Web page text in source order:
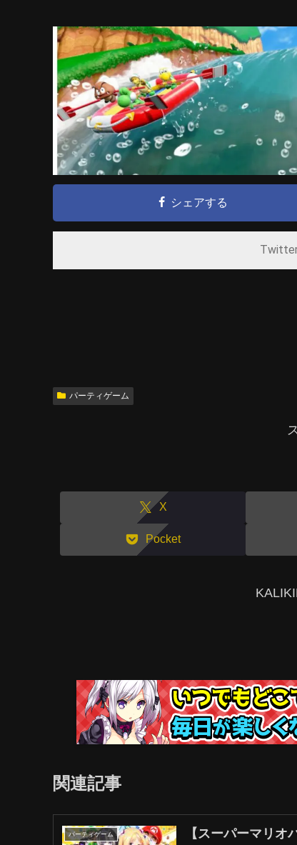
シェアする
パーティゲーム
X
Pocket
関連記事
パーティゲーム
【スーパーマリ